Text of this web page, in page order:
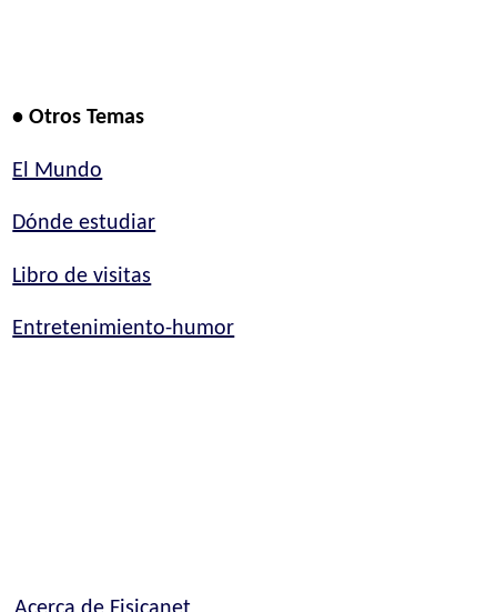
• Otros Temas
El Mundo
Dónde estudiar
Libro de visitas
Entretenimiento-humor